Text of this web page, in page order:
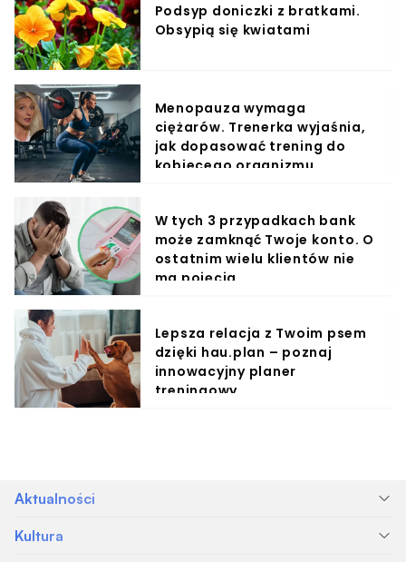
Podsyp doniczki z bratkami.
Obsypią się kwiatami
Menopauza wymaga
ciężarów. Trenerka wyjaśnia,
jak dopasować trening do
kobiecego organizmu
W tych 3 przypadkach bank
może zamknąć Twoje konto. O
ostatnim wielu klientów nie
ma pojęcia
Lepsza relacja z Twoim psem
dzięki hau.plan – poznaj
innowacyjny planer
treningowy
Aktualności
Kultura